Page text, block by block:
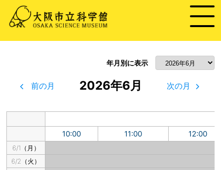
年月別に表示
前の月 2026年6月 次の月
10:00 11:00 12:00
6/1（月）
6/2（火）